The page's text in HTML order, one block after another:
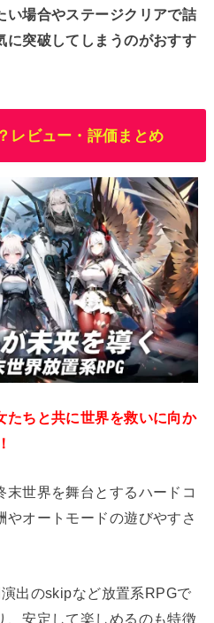
い場合やステージクリアで詰
に突破してしまうのがおすす
レビュー・評価まとめ
たちと共に世界を救いに向か
末世界を舞台とするハードコ
やオートモードの遊びやすさ
出のskipなど放置系RPGで
、安定して楽しめるのも特徴